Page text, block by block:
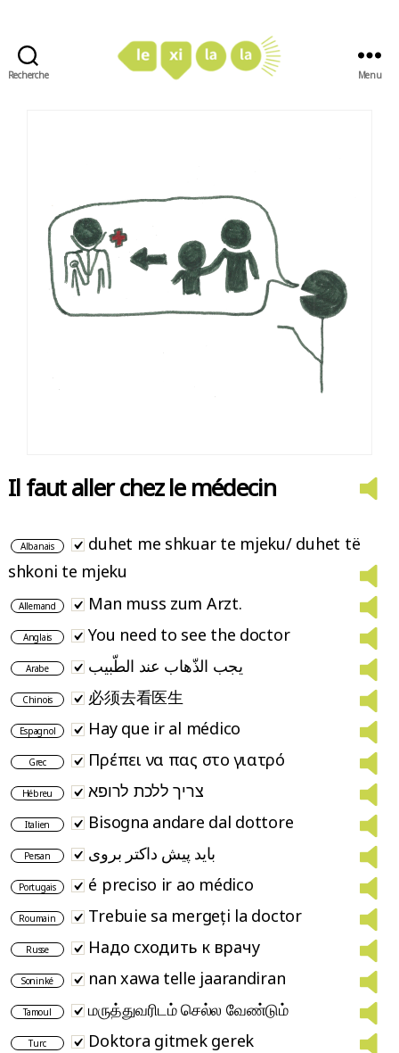
Recherche Menu
Il faut aller chez le médecin
Albanais
duhet me shkuar te mjeku/ duhet të
shkoni te mjeku
Allemand Man muss zum Arzt.
Anglais You need to see the doctor
Arabe يجب الذّهاب عند الطّبيب
Chinois 必须去看医生
Espagnol Hay que ir al médico
Grec Πρέπει να πας στο γιατρό
Hébreu צריך ללכת לרופא
Italien Bisogna andare dal dottore
Persan باید پیش داکتر بروی
Portugais é preciso ir ao médico
Roumain Trebuie sa mergeți la doctor
Russe Надо сходить к врачу
Soninké nan xawa telle jaarandiran
Tamoul மருத்துவரிடம் செல்ல வேண்டும்
Turc Doktora gitmek gerek